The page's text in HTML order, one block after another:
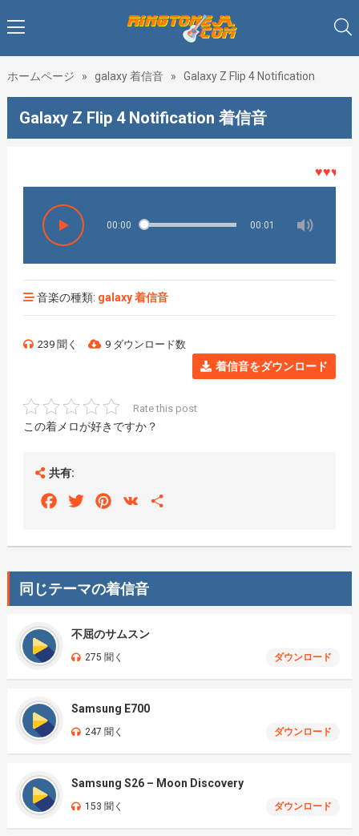
ホームページ » galaxy 着信音 » Galaxy Z Flip 4 Notification
Galaxy Z Flip 4 Notification 着信音
♥♥♥着メ
00:00 00:01
音楽の種類: galaxy 着信音
239 聞く 9 ダウンロード数
着信音をダウンロード
Rate this post
この着メロが好きですか？
共有:
FacebookTwitterPinterest
VK
同じテーマの着信音
不屈のサムスン
275 聞く ダウンロード
Samsung E700
247 聞く ダウンロード
Samsung S26 – Moon Discovery
153 聞く ダウンロード